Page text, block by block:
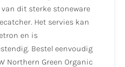
dit sterke stoneware
Het servies kan
en is
Bestel eenvoudig
Northern Green Organic